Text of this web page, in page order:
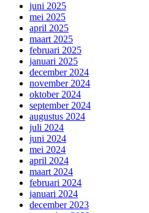
juni 2025
mei 2025
april 2025
maart 2025
februari 2025
januari 2025
december 2024
november 2024
oktober 2024
september 2024
augustus 2024
juli 2024
juni 2024
mei 2024
april 2024
maart 2024
februari 2024
januari 2024
december 2023